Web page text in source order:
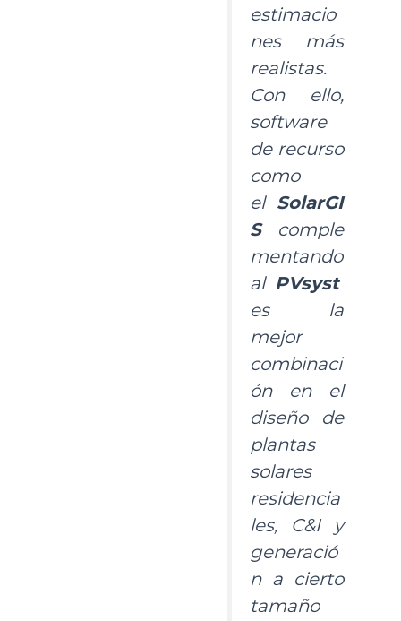
estimacio
nes más
realistas.
Con ello,
software
de recurso
como
el SolarGI
Scomple
mentando
al PVsyst
es la
mejor
combinaci
ón en el
diseño de
plantas
solares
residencia
les, C&I y
generació
n a cierto
tamaño